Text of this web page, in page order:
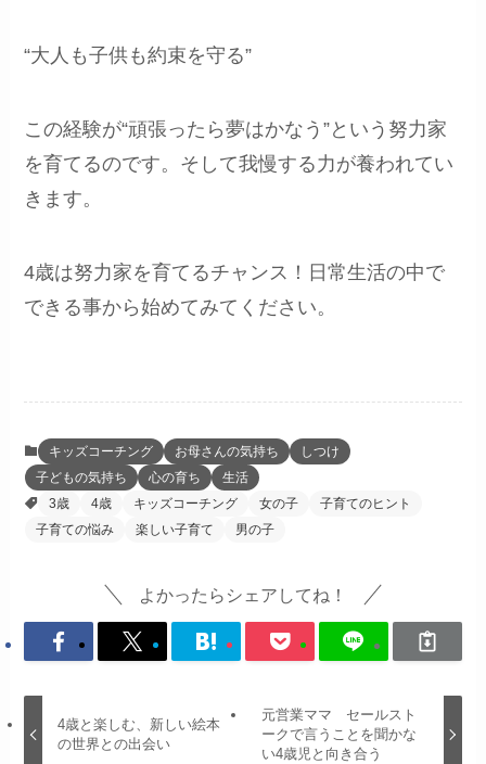
“大人も子供も約束を守る”
この経験が“頑張ったら夢はかなう”という努力家
を育てるのです。そして我慢する力が養われてい
きます。
4歳は努力家を育てるチャンス！日常生活の中で
できる事から始めてみてください。
キッズコーチング お母さんの気持ち
しつけ
子どもの気持ち
心の育ち
生活
3歳
4歳 キッズコーチング 女の子
子育てのヒント
子育ての悩み
楽しい子育て 男の子
よかったらシェアしてね！
4歳と楽しむ、新しい絵本
の世界との出会い
元営業ママ セールスト
ークで言うことを聞かな
い4歳児と向き合う